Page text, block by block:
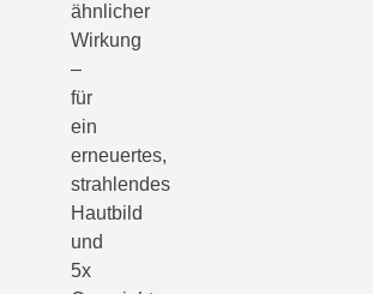
ähnlicher
Wirkung
–
für
ein
erneuertes,
strahlendes
Hautbild
und
5x